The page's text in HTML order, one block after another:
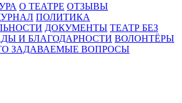
О ТЕАТРЕ ОТЗЫВЫ
ПОЛИТИКА
ДОКУМЕНТЫ ТЕАТР БЕЗ
И БЛАГОДАРНОСТИ ВОЛОНТЁРЫ
ЗАДАВАЕМЫЕ ВОПРОСЫ